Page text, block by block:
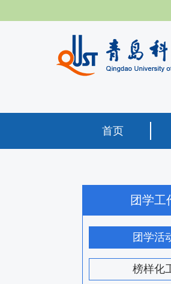
首页
团学工
团学活
榜样化